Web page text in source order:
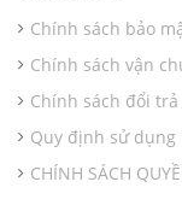
Chính sách bảo
Chính sách vận
Chính sách đổi trả
Quy định sử dụng
CHÍNH SÁCH